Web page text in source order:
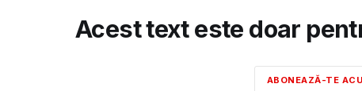
Acest text este doar
ABONEAZĂ-TE